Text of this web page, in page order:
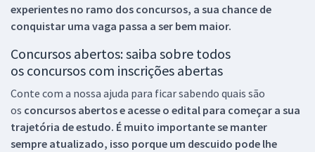
experientes no ramo dos concursos, a sua chance de
conquistar uma vaga passa a ser bem maior.
Concursos abertos: saiba sobre todos
os concursos com inscrições abertas
Conte com a nossa ajuda para ficar sabendo quais são
os concursos abertos e acesse o edital para começar a sua
trajetória de estudo. É muito importante se manter
sempre atualizado, isso porque um descuido pode lhe